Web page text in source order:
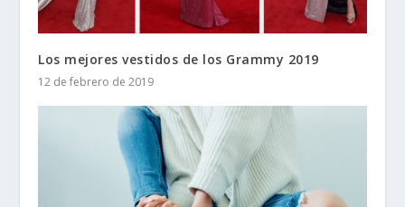
Los mejores vestidos de los Grammy 2019
12 de febrero de 2019